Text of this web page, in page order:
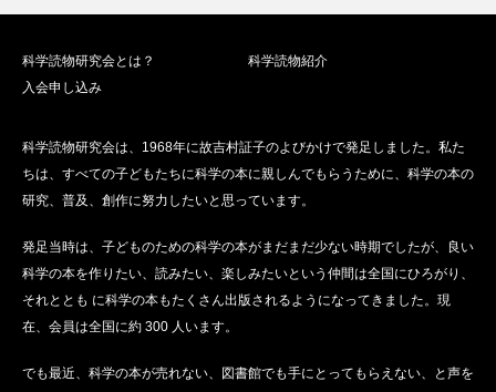
科学読物研究会とは？
科学読物紹介
入会申し込み
科学読物研究会は、1968年に故吉村証子のよびかけで発足しました。私た
ちは、すべての子どもたちに科学の本に親しんでもらうために、科学の本の
研究、普及、創作に努力したいと思っています。
発足当時は、子どものための科学の本がまだまだ少ない時期でしたが、良い
科学の本を作りたい、読みたい、楽しみたいという仲間は全国にひろがり、
それととも に科学の本もたくさん出版されるようになってきました。現
在、会員は全国に約 300 人います。
でも最近、科学の本が売れない、図書館でも手にとってもらえない、と声を